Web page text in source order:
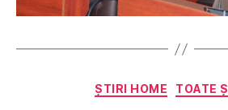
ȘTIRI HOME TOATE